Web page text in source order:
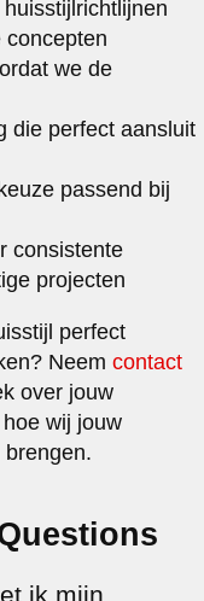
concepten
we de
die perfect aansluit
passend bij
consistente
projecten
perfect
Neemcontact
over jouw
wij jouw
ik mijn